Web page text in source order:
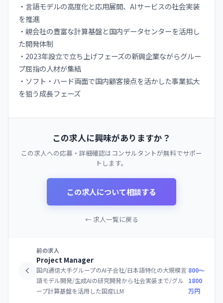
・言語モデルの高度化と応用展開、AIサービスの社会実装
を推進
・親会社の豊富な計算基盤と国内データセンターを活用し
た開発体制
・2023年設立で立ち上げフェーズの新興企業ながらグルー
プ屈指の人材が集結
・ソフト・ハード両面で国内顧客接点を活かした事業拡大
を狙う成長フェーズ
この求人に興味がありますか？
この求人への応募・詳細確認はコンサルタントが無料でサポー
トします。
この求人について相談する
← 求人一覧に戻る
前の求人
Project Manager
国内通信大手グループのAI子会社/日本語特化の大規模言
語モデル開発/生成AIの研究開発から社会実装まで/グル
ープ計算基盤を活用した国産LLM
800〜
1800
万円